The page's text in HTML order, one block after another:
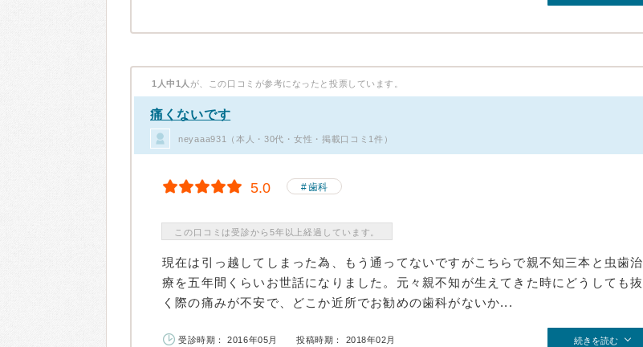
1人中1人 が、この口コミが参考になったと投票しています。
痛くないです
neyaaa931（本人・30代・女性・掲載口コミ1件）
5.0 歯科
この口コミは受診から5年以上経過しています。
現在は引っ越してしまった為、もう通ってないですがこちらで親不知三本と虫歯治
療を五年間くらいお世話になりました。元々親不知が生えてきた時にどうしても抜
く際の痛みが不安で、どこか近所でお勧めの歯科がないか...
受診時期： 2016年05月 投稿時期： 2018年02月 続きを読む